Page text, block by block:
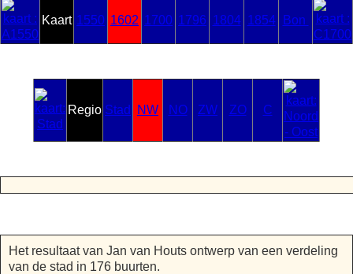
Kaart 1550 1602 1700 1796 1804 1854 Bon
Regio Stad NW NO ZW ZO C
Het resultaat van Jan van Houts ontwerp van een verdeling
van de stad in 176 buurten.